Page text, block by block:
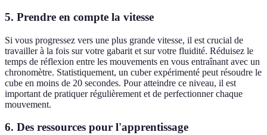
5. Prendre en compte la vitesse
Si vous progressez vers une plus grande vitesse, il est crucial de
travailler à la fois sur votre gabarit et sur votre fluidité. Réduisez le
temps de réflexion entre les mouvements en vous entraînant avec un
chronomètre. Statistiquement, un cuber expérimenté peut résoudre le
cube en moins de 20 secondes. Pour atteindre ce niveau, il est
important de pratiquer régulièrement et de perfectionner chaque
mouvement.
6. Des ressources pour l'apprentissage